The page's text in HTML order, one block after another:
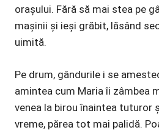
orașului. Fără să mai stea pe
mașinii și ieși grăbit, lăsând
uimită.
Pe drum, gândurile i se
amintea cum Maria îi zâmbea
venea la birou înaintea tuturor
vreme, părea tot mai palidă.